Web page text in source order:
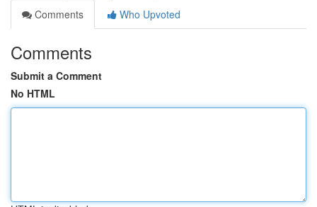
Comments
Who Upvoted
Comments
Submit a Comment
No HTML